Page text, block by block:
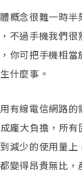
概念很難一時
不過手機我們很
你可把手機相
什麼事。
有線電信網路
龐大負擔，所
減少的使用量上
變得昂貴無比，